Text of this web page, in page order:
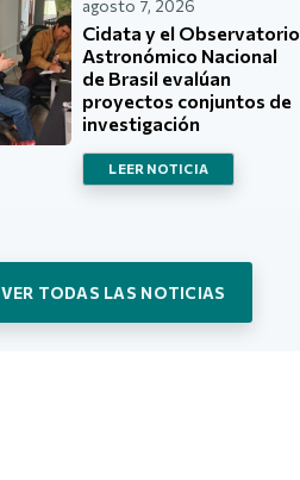
agosto 7, 2026
Cidata y el Observatorio
Astronómico Nacional
de Brasil evalúan
proyectos conjuntos de
investigación
LEER NOTICIA
VER TODAS LAS NOTICIAS